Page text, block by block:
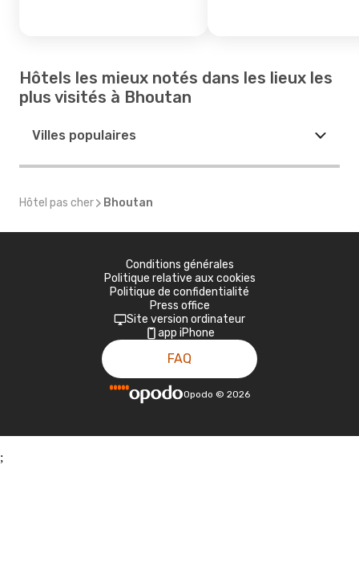
Hôtels les mieux notés dans les lieux les
plus visités à Bhoutan
Villes populaires
Hôtel pas cher Bhoutan
Conditions générales
Politique relative aux cookies
Politique de confidentialité
Press office
Site version ordinateur
app iPhone
FAQ
Opodo © 2026
;